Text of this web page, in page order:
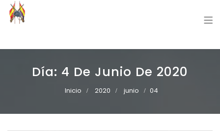
Día: 4 De Junio De 2020
Inicio 2020 junio 04